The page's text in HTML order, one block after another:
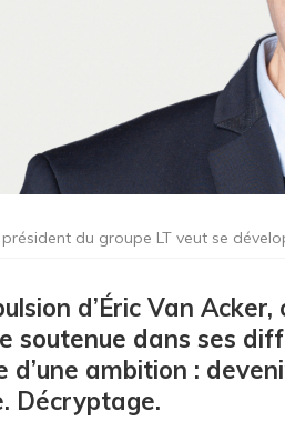
président du groupe LT veut se
d’Éric Van
soutenue dans ses
d’une ambition :
Décryptage.